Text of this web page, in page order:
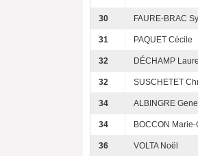
30 FAURE-BRAC
31 PAQUET Cécile
32 DÉCHAMP
32 SUSCHETET
34 ALBINGRE
34 BOCCON
36 VOLTA Noël